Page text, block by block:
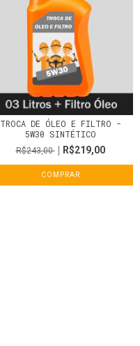
TROCA DE ÓLEO E FILTRO -
5W30 SINTÉTICO
R$243,00 R$219,00
COMPRAR